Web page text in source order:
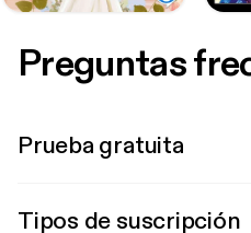
Preguntas
Prueba gratuita
Tipos de suscripción